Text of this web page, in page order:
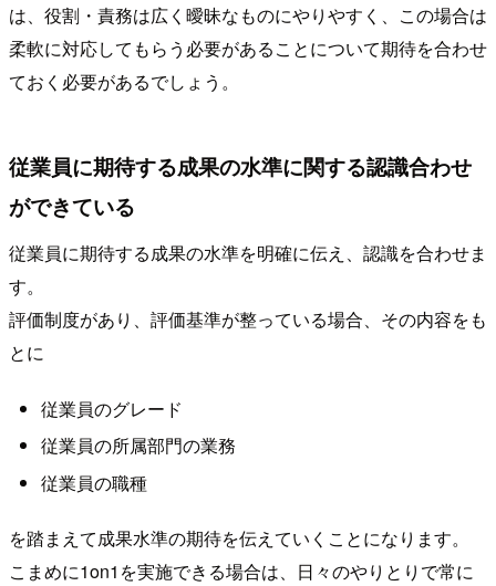
は、役割・責務は広く曖昧なものにやりやすく、この場合は
柔軟に対応してもらう必要があることについて期待を合わせ
ておく必要があるでしょう。
従業員に期待する成果の水準に関する認識合わせ
ができている
従業員に期待する成果の水準を明確に伝え、認識を合わせま
す。
評価制度があり、評価基準が整っている場合、その内容をも
とに
従業員のグレード
従業員の所属部門の業務
従業員の職種
を踏まえて成果水準の期待を伝えていくことになります。
こまめに1on1を実施できる場合は、日々のやりとりで常に